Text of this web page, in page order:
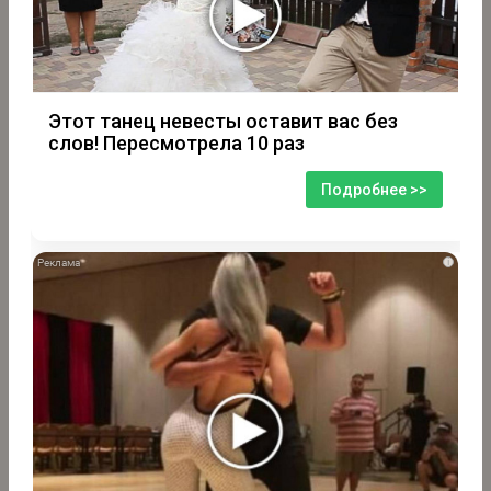
Этот танец невесты оставит вас без
слов! Пересмотрела 10 раз
Подробнее >>
i